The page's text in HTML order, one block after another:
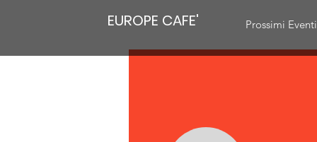
EUROPE CAFE' Prossimi Eventi